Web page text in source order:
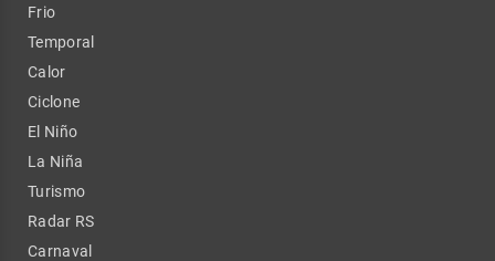
Frio
Temporal
Calor
Ciclone
El Niño
La Niña
Turismo
Radar RS
Carnaval